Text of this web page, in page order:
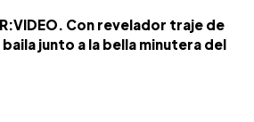
Con revelador traje de
junto a la bella minutera del